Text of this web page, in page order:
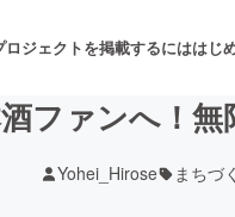
ロジェクトを掲載するにははじ
ファンへ！
Yohei_Hirose まちづ